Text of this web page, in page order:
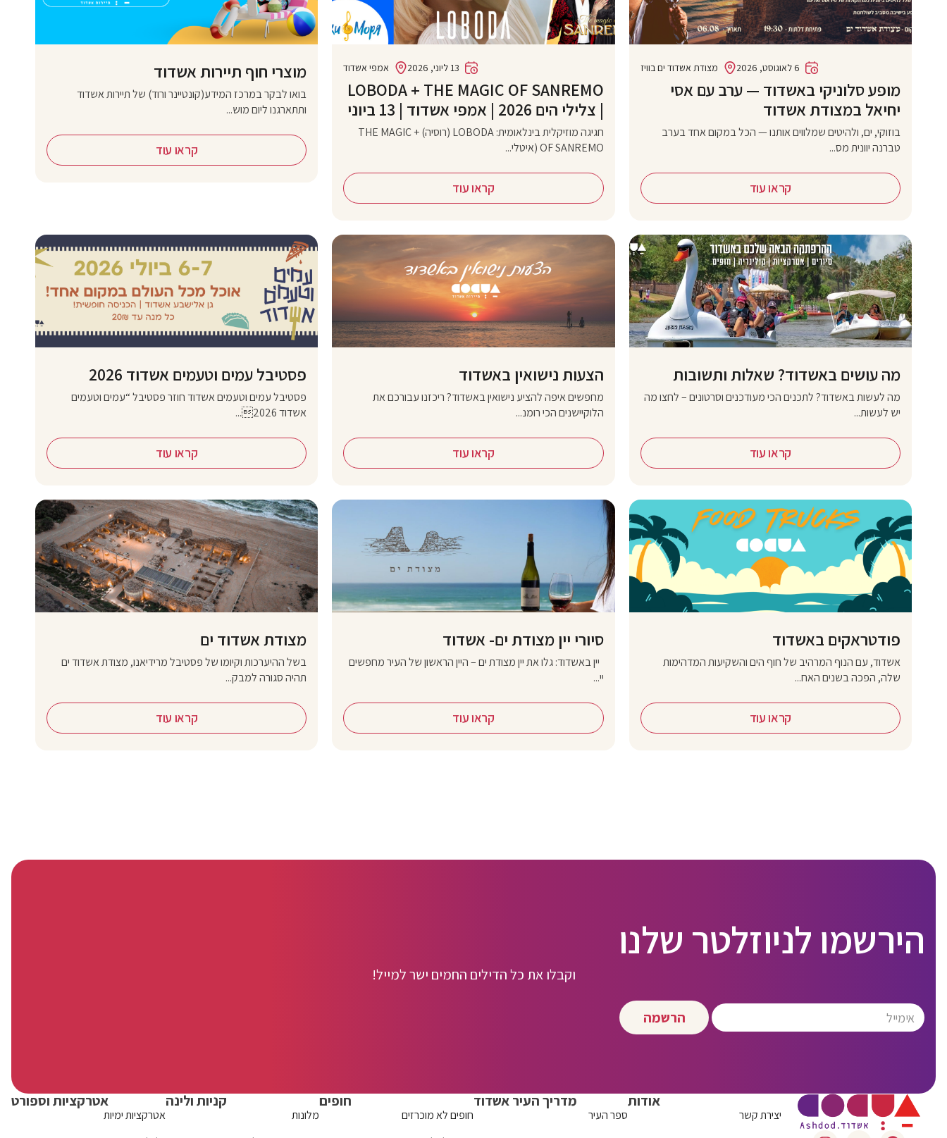
מצודת אשדוד ים בוויז 6 לאוגוסט, 2026
מופע סלוניקי באשדוד — ערב עם אסי
יחיאל במצודת אשדוד
בוזוקי, ים, ולהיטים שמלווים אותנו — הכל במקום אחד בערב
טברנה יוונית מס...
קראו עוד
אמפי אשדוד 13 ליוני, 2026
‏LOBODA + THE MAGIC OF SANREMO
| צלילי הים 2026 | אמפי אשדוד | 13 ביוני
חגיגה מוזיקלית בינלאומית: LOBODA (רוסיה) + THE MAGIC
OF SANREMO (איטלי...
קראו עוד
מוצרי חוף תיירות אשדוד
בואו לבקר במרכז המידע(קונטיינר ורוד) של תיירות אשדוד
ותתארגנו ליום מוש...
קראו עוד
מה עושים באשדוד? שאלות ותשובות
מה לעשות באשדוד? לתכנים הכי מעודכנים וסרטונים – לחצו מה
יש לעשות...
קראו עוד
הצעות נישואין באשדוד
מחפשים איפה להציע נישואין באשדוד? ריכזנו עבורכם את
הלוקיישנים הכי רומנ...
קראו עוד
פסטיבל עמים וטעמים אשדוד 2026
פסטיבל עמים וטעמים אשדוד חוזר פסטיבל “עמים וטעמים
אשדוד 2026...
קראו עוד
פודטראקים באשדוד
אשדוד, עם הנוף המרהיב של חוף הים והשקיעות המדהימות
שלה, הפכה בשנים האח...
קראו עוד
סיורי יין מצודת ים- אשדוד
יין באשדוד: גלו את יין מצודת ים – היין הראשון של העיר מחפשים
יי...
קראו עוד
מצודת אשדוד ים
בשל ההיערכות וקיומו של פסטיבל מרידיאנו, מצודת אשדוד ים
תהיה סגורה למבק...
קראו עוד
הירשמו לניוזלטר שלנו
וקבלו את כל הדילים החמים ישר למייל!
הרשמה
אודות
יצירת קשר
מדריך העיר אשדוד
ספר העיר
חופים
חופים לא מוכרזים
קניות ולינה
מלונות
אטרקציות וספורט
אטרקציות ימיות